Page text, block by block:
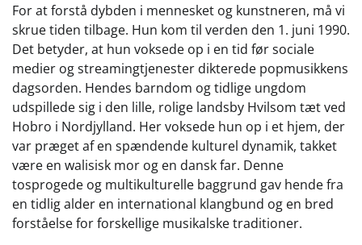
For at forstå dybden i mennesket og kunstneren, må vi
skrue tiden tilbage. Hun kom til verden den 1. juni 1990.
Det betyder, at hun voksede op i en tid før sociale
medier og streamingtjenester dikterede popmusikkens
dagsorden. Hendes barndom og tidlige ungdom
udspillede sig i den lille, rolige landsby Hvilsom tæt ved
Hobro i Nordjylland. Her voksede hun op i et hjem, der
var præget af en spændende kulturel dynamik, takket
være en walisisk mor og en dansk far. Denne
tosprogede og multikulturelle baggrund gav hende fra
en tidlig alder en international klangbund og en bred
forståelse for forskellige musikalske traditioner.